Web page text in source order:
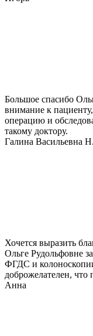
Большое спасибо
внимание к
операцию и
такому доктору.
Галина Васильевна Н.
Хочется выразить
Ольге Рудольфовне
ФГДС и
доброжелателен, что
Анна